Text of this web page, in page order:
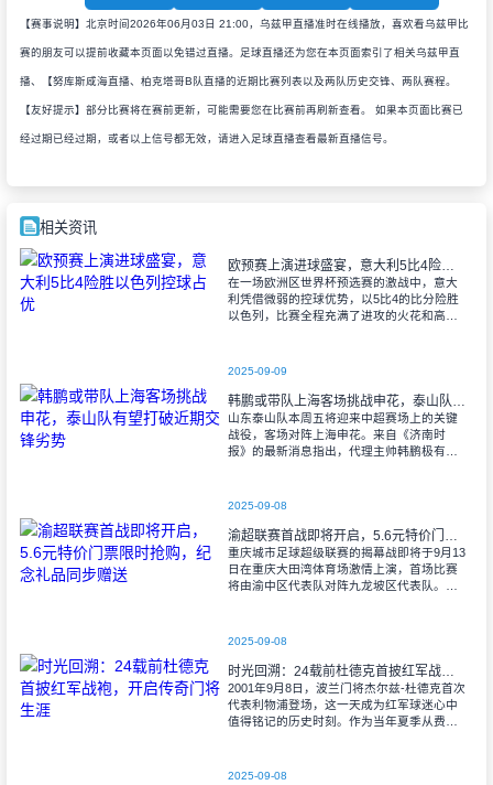
【赛事说明】北京时间2026年06月03日 21:00，乌兹甲直播准时在线播放，喜欢看乌兹甲比
赛的朋友可以提前收藏本页面以免错过直播。足球直播还为您在本页面索引了相关乌兹甲直
播、【努库斯咸海直播、柏克塔哥B队直播的近期比赛列表以及两队历史交锋、两队赛程。
【友好提示】部分比赛将在赛前更新，可能需要您在比赛前再刷新查看。 如果本页面比赛已
经过期已经过期，或者以上信号都无效，请进入足球直播查看最新直播信号。
相关资讯
欧预赛上演进球盛宴，意大利5比4险胜以色列控球占优
在一场欧洲区世界杯预选赛的激战中，意大
利凭借微弱的控球优势，以5比4的比分险胜
以色列，比赛全程充满了进攻的火花和高效
2025-09-09
山东泰山队本周五将迎来中超赛场上的关键
战役，客场对阵上海申花。来自《济南时
报》的最新消息指出，代理主帅韩鹏极有可
验。
2025-09-08
渝超联赛首战即将开启，5.6元特价门票限时抢购，纪念礼品同步赠送
重庆城市足球超级联赛的揭幕战即将于9月13
日在重庆大田湾体育场激情上演，首场比赛
将由渝中区代表队对阵九龙坡区代表队。据
2025-09-08
时光回溯：24载前杜德克首披红军战袍，开启传奇门将生涯
2001年9月8日，波兰门将杰尔兹-杜德克首次
代表利物浦登场，这一天成为红军球迷心中
值得铭记的历史时刻。作为当年夏季从费耶
2025-09-08